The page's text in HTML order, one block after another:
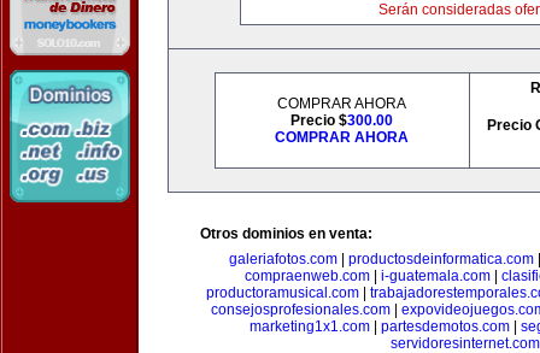
Serán consideradas
COMPRAR AHORA
Precio $300.00
COMPRAR AHORA
Precio
Otros dominios en venta:
galeriafotos.com
productosdeinformatica.com
compraenweb.com| i-guatemala.com|
productoramusical.com
consejosprofesionales.com|
marketing1x1.com| partesdemotos.com|
servidoresinternet.com